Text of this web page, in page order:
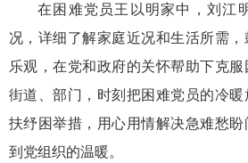
在困难党员王以明家中，刘江
况，详细了解家庭近况和生活所需
乐观，在党和政府的关怀帮助下克
街道、部门，时刻把困难党员的冷
扶纾困举措，用心用情解决急难愁
到党组织的温暖。